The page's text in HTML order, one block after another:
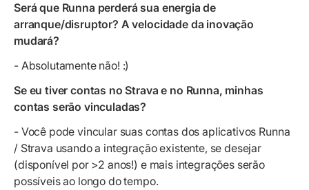
Será que Runna perderá sua energia de
arranque/disruptor? A velocidade da inovação
mudará?
- Absolutamente não! :)
Se eu tiver contas no Strava e no Runna, minhas
contas serão vinculadas?
- Você pode vincular suas contas dos aplicativos Runna
/ Strava usando a integração existente, se desejar
(disponível por >2 anos!) e mais integrações serão
possíveis ao longo do tempo.